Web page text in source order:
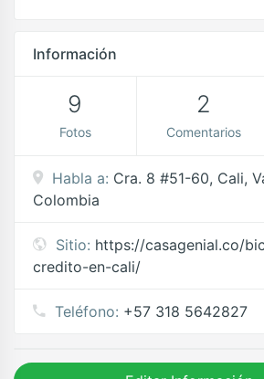
Información
9
Fotos
2
Comentarios
Habla a: Cra. 8 #51-60, Cali,
Colombia
Sitio: https://casagenial.co/
credito-en-cali/
Teléfono: +57 318 5642827